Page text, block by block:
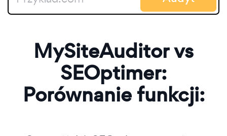
MySiteAuditor vs
SEOptimer:
Porównanie funkcji: